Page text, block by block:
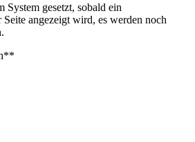
System gesetzt, sobald ein
angezeigt wird, es werden noch